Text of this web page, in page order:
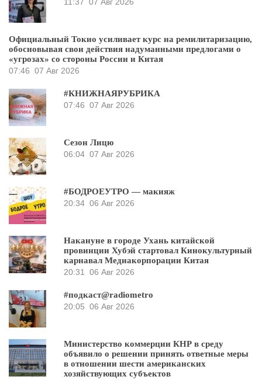
11:37 07 Авг 2026
Официальный Токио усиливает курс на ремилитаризацию,
обосновывая свои действия надуманными предлогами о
«угрозах» со стороны России и Китая
07:46 07 Авг 2026
#КНИЖНАЯРУБРИКА
07:46 07 Авг 2026
Сезон Лицю
06:04 07 Авг 2026
#БОДРОЕУТРО — макияж
20:34 06 Авг 2026
Накануне в городе Ухань китайской
провинции Хубэй стартовал Кинокультурный
карнавал Медиакорпорации Китая
20:31 06 Авг 2026
#подкаст@radiometro
20:05 06 Авг 2026
Министерство коммерции КНР в среду
объявило о решении принять ответные меры
в отношении шести американских
хозяйствующих субъектов